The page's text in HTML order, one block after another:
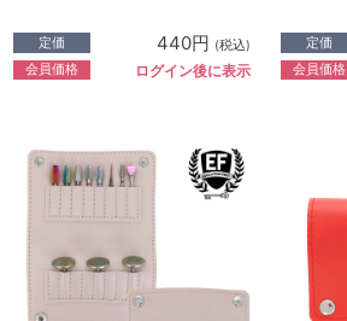
定価 440円 (税込)
会員価格 ログイン後に表示
定価
会員価格